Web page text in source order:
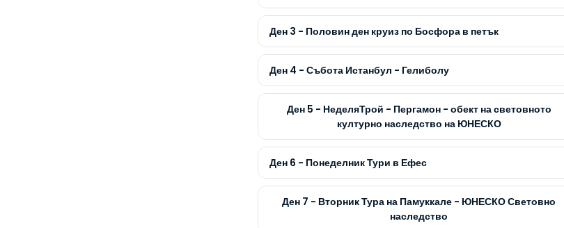
Ден 3 - Половин ден круиз по Босфора в петък
Ден 4 - Събота Истанбул - Гелиболу
Ден 5 - НеделяТрой - Пергамон - обект на световното
културно наследство на ЮНЕСКО
Ден 6 - Понеделник Тури в Ефес
Ден 7 - Вторник Тура на Памуккале - ЮНЕСКО Световно
наследство